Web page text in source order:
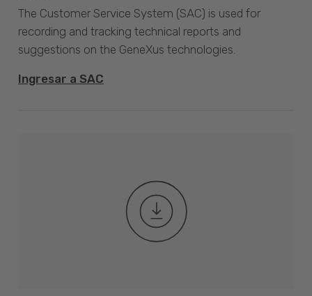
The Customer Service System (SAC) is used for
recording and tracking technical reports and
suggestions on the GeneXus technologies.
Ingresar a SAC